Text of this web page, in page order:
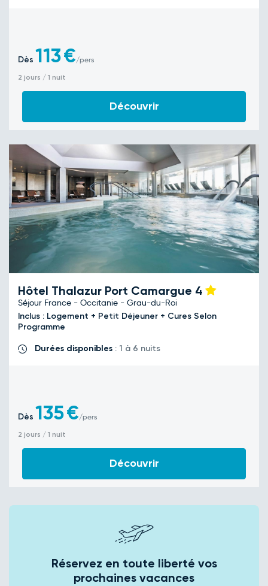
Dès 113€/pers
2 jours / 1 nuit
Découvrir
Hôtel Thalazur Port Camargue 4
Séjour France - Occitanie - Grau-du-Roi
Inclus : Logement + Petit Déjeuner + Cures Selon
Programme
Durées disponibles : 1 à 6 nuits
Dès 135€/pers
2 jours / 1 nuit
Découvrir
Réservez en toute liberté vos
prochaines vacances